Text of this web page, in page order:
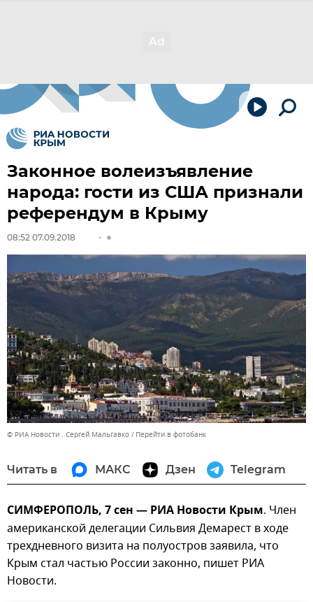
Законное волеизъявление
народа: гости из США признали
референдум в Крыму
08:52 07.09.2018
© РИА Новости . Сергей Мальгавко Перейти в фотобанк
Читать в МАКС Дзен Telegram
СИМФЕРОПОЛЬ, 7 сен — РИА Новости Крым. Член
американской делегации Сильвия Демарест в ходе
трехдневного визита на полуостров заявила, что
Крым стал частью России законно, пишет РИА
Новости.